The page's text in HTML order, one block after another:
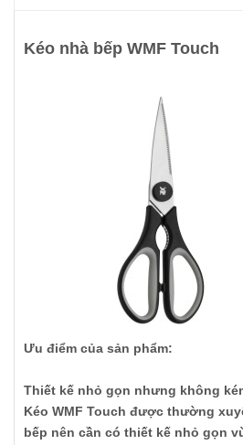
Kéo nhà bếp WMF Touch
Ưu điểm của sản phẩm:
Thiết kế nhỏ gọn nhưng không
Kéo WMF Touch được thường
bếp nên cần có thiết kế nhỏ gọn